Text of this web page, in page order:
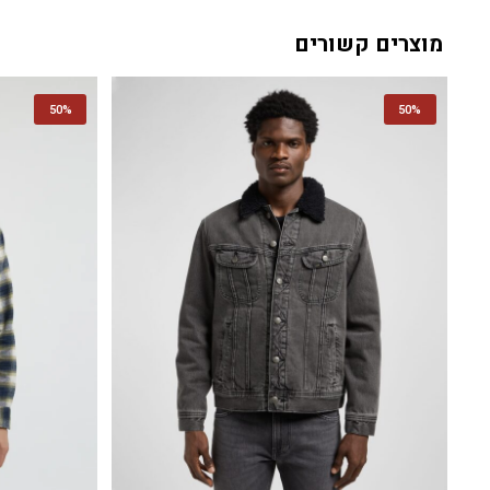
מוצרים קשורים
50%
50%